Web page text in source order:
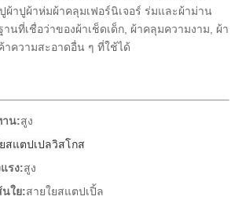
ผ้าปูผ้าห่มผ้าคลุมเฟอร์นิเจอร์ ร่มและผ้าม่าน
นที่เชื่อว่าของผ้าเช็ดเด็ก, ผ้าคลุมความงาม, ผ้า
ความสะอาดอื่น ๆ ที่ใช้ได้
าน:สูง
สแตปเปลวิสโกส
รง:สูง
นใย:สายใยสแตปเปิ้ล